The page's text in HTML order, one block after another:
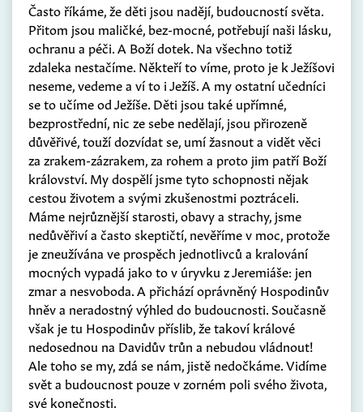
Často říkáme, že děti jsou nadějí, budoucností světa.
Přitom jsou maličké, bez-mocné, potřebují naši lásku,
ochranu a péči. A Boží dotek. Na všechno totiž
zdaleka nestačíme. Někteří to víme, proto je k Ježíšovi
neseme, vedeme a ví to i Ježíš. A my ostatní učedníci
se to učíme od Ježíše. Děti jsou také upřímné,
bezprostřední, nic ze sebe nedělají, jsou přirozeně
důvěřivé, touží dozvídat se, umí žasnout a vidět věci
za zrakem-zázrakem, za rohem a proto jim patří Boží
království. My dospělí jsme tyto schopnosti nějak
cestou životem a svými zkušenostmi poztráceli.
Máme nejrůznější starosti, obavy a strachy, jsme
nedůvěřiví a často skeptičtí, nevěříme v moc, protože
je zneužívána ve prospěch jednotlivců a kralování
mocných vypadá jako to v úryvku z Jeremiáše: jen
zmar a nesvoboda. A přichází oprávněný Hospodinův
hněv a neradostný výhled do budoucnosti. Současně
však je tu Hospodinův příslib, že takoví králové
nedosednou na Davidův trůn a nebudou vládnout!
Ale toho se my, zdá se nám, jistě nedočkáme. Vidíme
svět a budoucnost pouze v zorném poli svého života,
své konečnosti.